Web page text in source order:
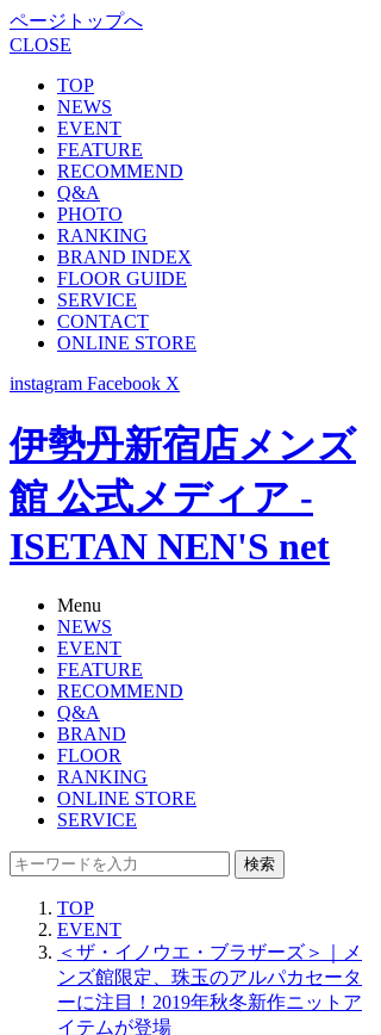
ページトップへ
CLOSE
TOP
NEWS
EVENT
FEATURE
RECOMMEND
Q&A
PHOTO
RANKING
BRAND INDEX
FLOOR GUIDE
SERVICE
CONTACT
ONLINE STORE
instagram Facebook X
伊勢丹新宿店メンズ
館 公式メディア -
ISETAN NEN'S net
Menu
NEWS
EVENT
FEATURE
RECOMMEND
Q&A
BRAND
FLOOR
RANKING
ONLINE STORE
SERVICE
検索
TOP
EVENT
＜ザ・イノウエ・ブラザーズ＞｜メ
ンズ館限定、珠玉のアルパカセータ
ーに注目！2019年秋冬新作ニットア
イテムが登場